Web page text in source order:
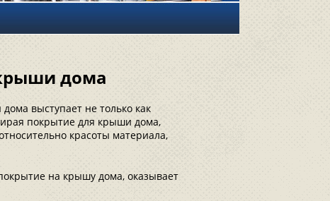
дома
выступает не только как
покрытие для крыши дома,
красоты материала,
на крышу дома, оказывает